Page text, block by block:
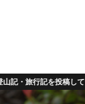
発見した使えるアイ